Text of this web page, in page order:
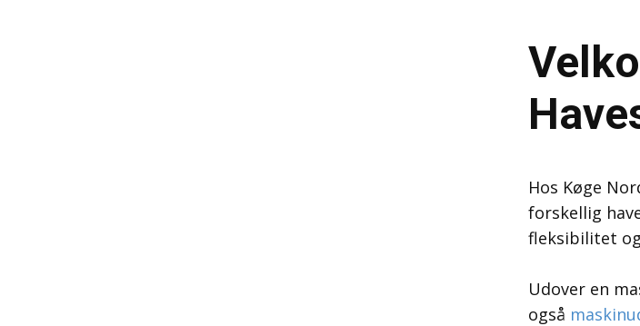
Hos Køge
forskellig
fleksibilitet
Udover en
også